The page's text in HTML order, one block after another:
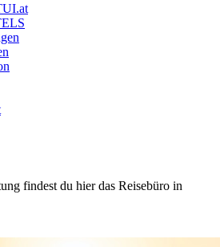
findest du hier das Reisebüro in